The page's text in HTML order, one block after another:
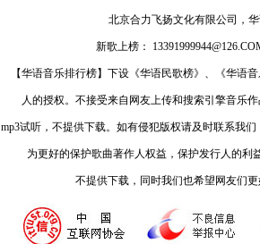
北京合力飞扬文化有限公司，
新歌上榜：
【华语音乐排行榜】下设《华语民歌榜》、《华语
人的授权。不接受来自网友上传和搜索引擎音乐
mp3试听，不提供下载。如有侵犯版权请及时联系我
为更好的保护歌曲著作人权益，保护发行人的
不提供下载，同时我们也希望网友们